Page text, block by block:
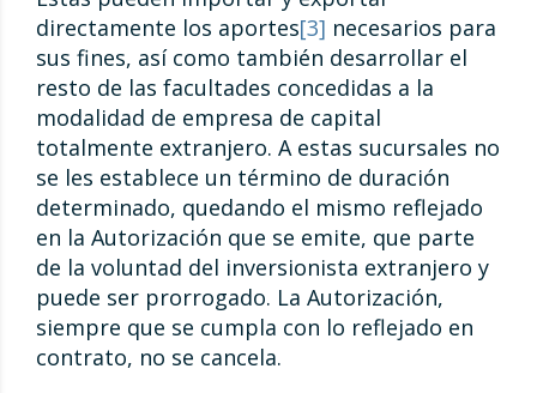
directamente los aportes[3] necesarios para
sus fines, así como también desarrollar el
resto de las facultades concedidas a la
modalidad de empresa de capital
totalmente extranjero. A estas sucursales no
se les establece un término de duración
determinado, quedando el mismo reflejado
en la Autorización que se emite, que parte
de la voluntad del inversionista extranjero y
puede ser prorrogado. La Autorización,
siempre que se cumpla con lo reflejado en
contrato, no se cancela.